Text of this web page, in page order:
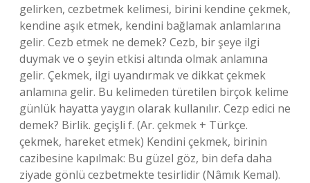
gelirken, cezbetmek kelimesi, birini kendine çekmek,
kendine aşık etmek, kendini bağlamak anlamlarına
gelir. Cezb etmek ne demek? Cezb, bir şeye ilgi
duymak ve o şeyin etkisi altında olmak anlamına
gelir. Çekmek, ilgi uyandırmak ve dikkat çekmek
anlamına gelir. Bu kelimeden türetilen birçok kelime
günlük hayatta yaygın olarak kullanılır. Cezp edici ne
demek? Birlik. geçişli f. (Ar. çekmek + Türkçe.
çekmek, hareket etmek) Kendini çekmek, birinin
cazibesine kapılmak: Bu güzel göz, bin defa daha
ziyade gönlü cezbetmekte tesirlidir (Nâmık Kemal).